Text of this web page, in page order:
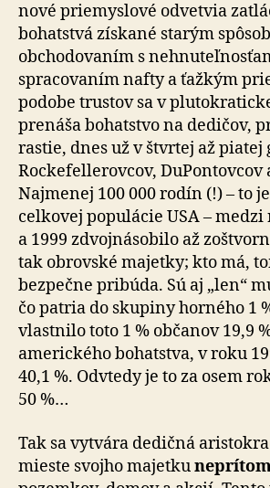
nové priemyslové odvetvia
bohatstvá získané starým
obchodovaním s
spracovaním nafty a ťažkým
podobe trustov sa v
prenáša bohatstvo na dedičov,
rastie, dnes už v štvrtej až
Rockefellerovcov, DuPontovcov
Najmenej 100 000 rodín (!) – to
celkovej populácie USA – medzi
a 1999 zdvojnásobilo až
tak obrovské majetky; kto má,
bezpečne pribúda. Sú aj „len“
čo patria do skupiny horného 1
vlastnilo toto 1 % občanov 19,9
amerického bohatstva, v roku
40,1 %. Odvtedy je to za osem
50 %…
Tak sa vytvára dedičná
mieste svojho majetku